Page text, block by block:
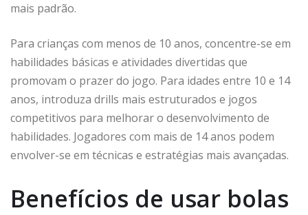
mais padrão.
Para crianças com menos de 10 anos, concentre-se em
habilidades básicas e atividades divertidas que
promovam o prazer do jogo. Para idades entre 10 e 14
anos, introduza drills mais estruturados e jogos
competitivos para melhorar o desenvolvimento de
habilidades. Jogadores com mais de 14 anos podem
envolver-se em técnicas e estratégias mais avançadas.
Benefícios de usar bolas